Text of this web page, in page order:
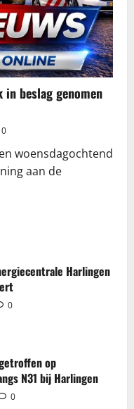
beslag genomen
0
woensdagochtend
aan de
Harlingen
0
op
N31 bij Harlingen
0